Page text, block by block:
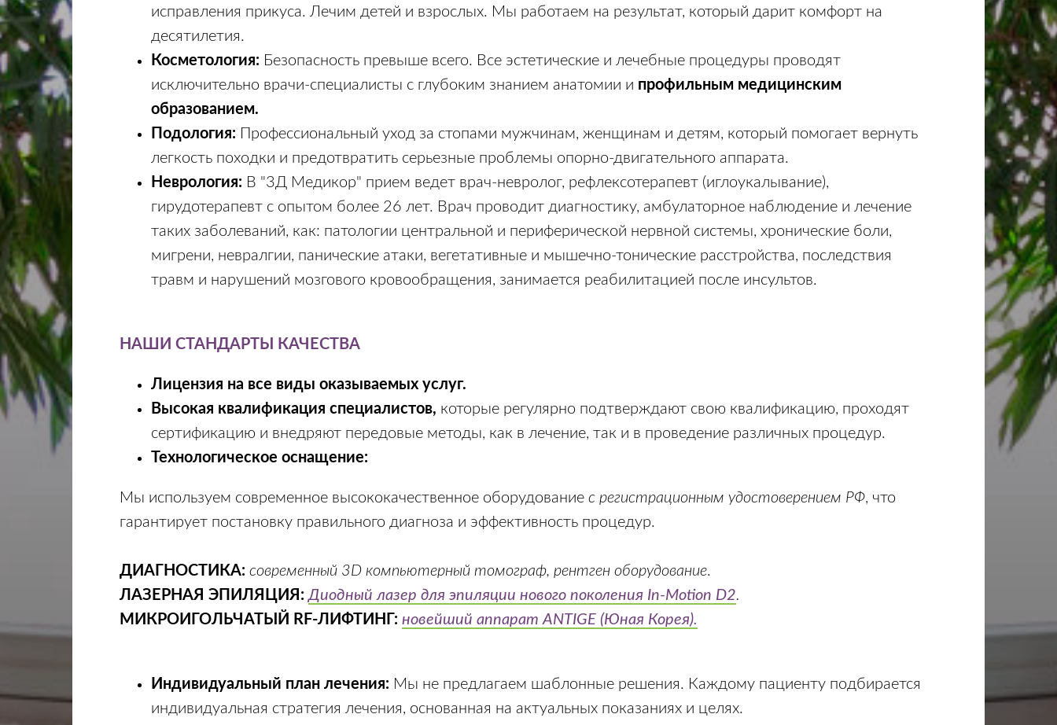
исправления прикуса. Лечим детей и взрослых. Мы работаем на результат, который дарит комфорт на
десятилетия.
Косметология: Безопасность превыше всего. Все эстетические и лечебные процедуры проводят
исключительно врачи-специалисты с глубоким знанием анатомии и профильным медицинским
образованием.
Подология: Профессиональный уход за стопами мужчинам, женщинам и детям, который помогает вернуть
легкость походки и предотвратить серьезные проблемы опорно-двигательного аппарата.
Неврология: В "3Д Медикор" прием ведет врач-невролог, рефлексотерапевт (иглоукалывание),
гирудотерапевт с опытом более 26 лет. Врач проводит диагностику, амбулаторное наблюдение и лечение
таких заболеваний, как: патологии центральной и периферической нервной системы, хронические боли,
мигрени, невралгии, панические атаки, вегетативные и мышечно-тонические расстройства, последствия
травм и нарушений мозгового кровообращения, занимается реабилитацией после инсультов.
НАШИ СТАНДАРТЫ КАЧЕСТВА
Лицензия на все виды оказываемых услуг.
Высокая квалификация специалистов, которые регулярно подтверждают свою квалификацию, проходят
сертификацию и внедряют передовые методы, как в лечение, так и в проведение различных процедур.
Технологическое оснащение:
Мы используем современное высококачественное оборудование с регистрационным удостоверением РФ, что
гарантирует постановку правильного диагноза и эффективность процедур.
ДИАГНОСТИКА: современный 3D компьютерный томограф, рентген оборудование.
ЛАЗЕРНАЯ ЭПИЛЯЦИЯ:Диодный лазер для эпиляции нового поколения In-Motion D2.
МИКРОИГОЛЬЧАТЫЙ RF-ЛИФТИНГ: новейший аппарат ANTIGE (Юная Корея).
Индивидуальный план лечения: Мы не предлагаем шаблонные решения. Каждому пациенту подбирается
индивидуальная стратегия лечения, основанная на актуальных показаниях и целях.